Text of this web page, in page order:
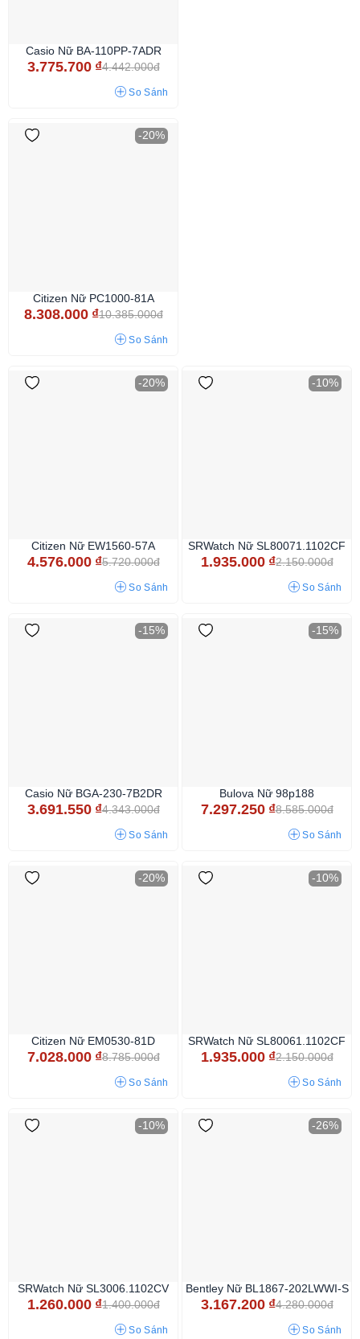
Casio Nữ BA-110PP-7ADR
3.775.700 ₫4.442.000đ
So Sánh
-20%
Citizen Nữ PC1000-81A
8.308.000 ₫10.385.000đ
So Sánh
-20%
Citizen Nữ EW1560-57A
4.576.000 ₫5.720.000đ
So Sánh
-10%
SRWatch Nữ SL80071.1102CF
1.935.000 ₫2.150.000đ
So Sánh
-15%
Casio Nữ BGA-230-7B2DR
3.691.550 ₫4.343.000đ
So Sánh
-15%
Bulova Nữ 98p188
7.297.250 ₫8.585.000đ
So Sánh
-20%
Citizen Nữ EM0530-81D
7.028.000 ₫8.785.000đ
So Sánh
-10%
SRWatch Nữ SL80061.1102CF
1.935.000 ₫2.150.000đ
So Sánh
-10%
SRWatch Nữ SL3006.1102CV
1.260.000 ₫1.400.000đ
So Sánh
-26%
Bentley Nữ BL1867-202LWWI-S
3.167.200 ₫4.280.000đ
So Sánh